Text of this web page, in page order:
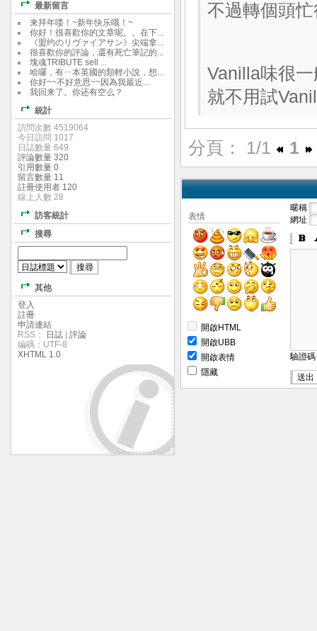
不過轉個頭
Vanilla味很
就不用試
分頁： 1/1 1
表情
開啟HTML
開啟UBB
開啟表情
隱藏
暱稱
網址
驗證
最新留言
来拜年喽！~新年快乐哦！~
你好！很喜歡你的文章呢。。在下...
《盟约のリヴァイアサン》尖端拿...
很喜歡你的評論，還有死亡筆記的...
塊魂TRIBUTE sell ...
哈囉，有ㄧ本英國的類輕小說，想...
你好~~不好意思~~因為我最近...
我回来了。你还有空么？
統計
訪問次數 4519064
今日訪問 1017
日誌數量 649
評論數量 320
引用數量 0
留言數量 11
註冊使用者 120
線上人數 28
訪客統計
搜尋
其他
登入
註冊
申請連結
RSS：
日誌
評論
編碼：UTF-8
XHTML 1.0